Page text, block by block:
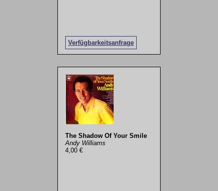
Verfügbarkeitsanfrage
The Shadow Of Your Smile
Andy Williams
4,00 €